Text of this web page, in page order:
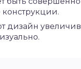
дизайн